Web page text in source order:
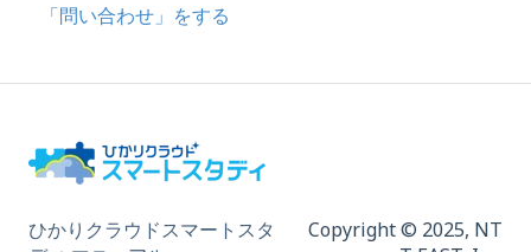
「問い合わせ」をする
ひかりクラウドスマートスタ
Copyright © 2025, NT